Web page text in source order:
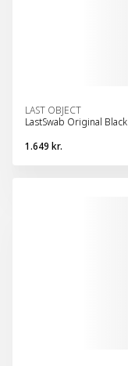
LAST OBJECT
LastSwab Original Black
1.649 kr.